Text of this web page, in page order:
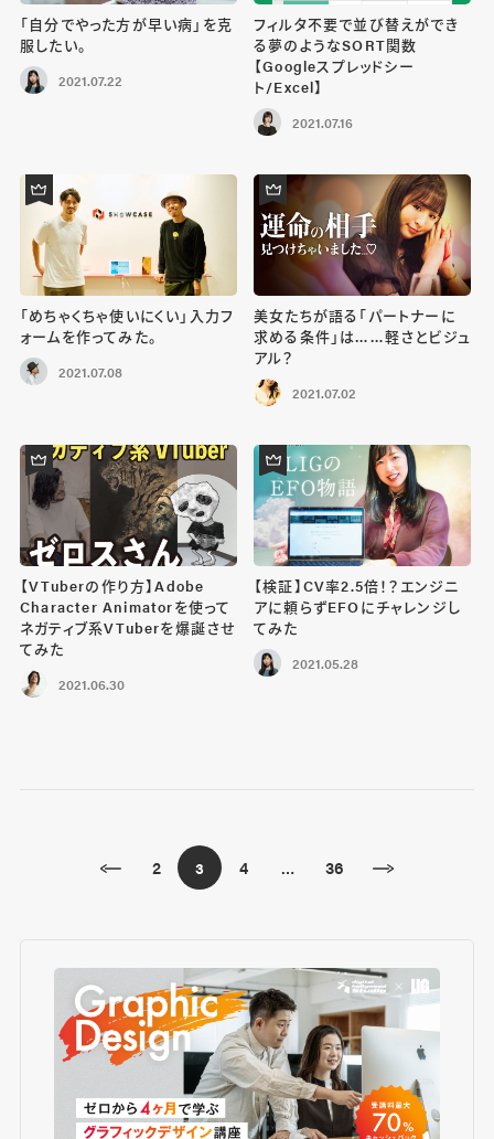
「自分でやった方が早い病」を克
服したい。
2021.07.22
フィルタ不要で並び替えができ
る夢のようなSORT関数
【Googleスプレッドシー
ト/Excel】
2021.07.16
「めちゃくちゃ使いにくい」入力フ
ォームを作ってみた。
2021.07.08
美女たちが語る「パートナーに
求める条件」は……軽さとビジュ
アル？
2021.07.02
【VTuberの作り方】Adobe
Character Animatorを使って
ネガティブ系VTuberを爆誕させ
てみた
2021.06.30
【検証】CV率2.5倍！？エンジニ
アに頼らずEFOにチャレンジし
てみた
2021.05.28
2 3 4 … 36